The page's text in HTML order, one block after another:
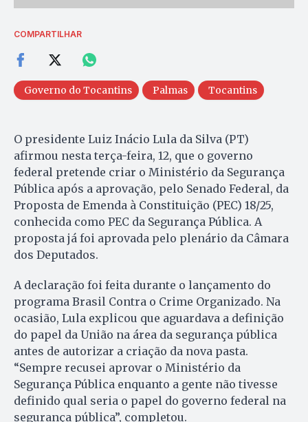
COMPARTILHAR
Governo do Tocantins Palmas Tocantins
O presidente Luiz Inácio Lula da Silva (PT)
afirmou nesta terça-feira, 12, que o governo
federal pretende criar o Ministério da Segurança
Pública após a aprovação, pelo Senado Federal, da
Proposta de Emenda à Constituição (PEC) 18/25,
conhecida como PEC da Segurança Pública. A
proposta já foi aprovada pelo plenário da Câmara
dos Deputados.
A declaração foi feita durante o lançamento do
programa Brasil Contra o Crime Organizado. Na
ocasião, Lula explicou que aguardava a definição
do papel da União na área da segurança pública
antes de autorizar a criação da nova pasta.
“Sempre recusei aprovar o Ministério da
Segurança Pública enquanto a gente não tivesse
definido qual seria o papel do governo federal na
segurança pública”, completou.